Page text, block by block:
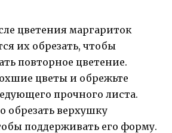
цветения маргариток
их обрезать, чтобы
повторное цветение.
цветы и обрежьте
прочного листа.
обрезать верхушку
поддерживать его форму.